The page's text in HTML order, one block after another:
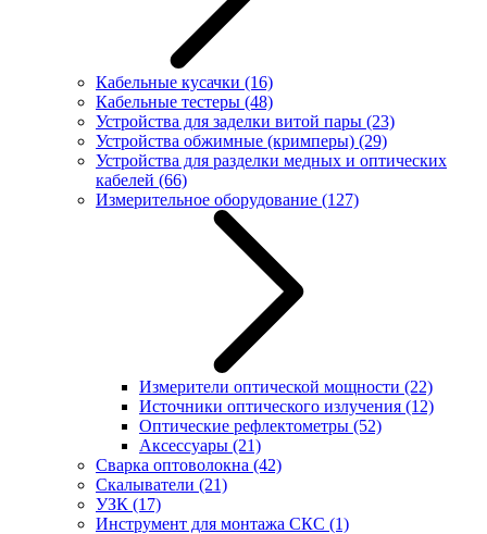
Кабельные кусачки (16)
Кабельные тестеры (48)
Устройства для заделки витой пары (23)
Устройства обжимные (кримперы) (29)
Устройства для разделки медных и оптических
кабелей (66)
Измерительное оборудование (127)
Измерители оптической мощности (22)
Источники оптического излучения (12)
Оптические рефлектометры (52)
Аксессуары (21)
Сварка оптоволокна (42)
Скалыватели (21)
УЗК (17)
Инструмент для монтажа СКС (1)